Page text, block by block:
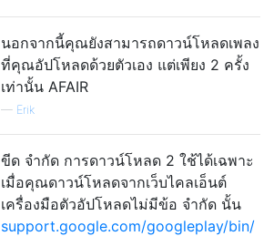
นอกจากนี้คุณยังสามารถดาวน์โหลดเพลง
ที่คุณอัปโหลดด้วยตัวเอง แต่เพียง 2 ครั้ง
เท่านั้น AFAIR
— Erik
ขีด จำกัด การดาวน์โหลด 2 ใช้ได้เฉพาะ
เมื่อคุณดาวน์โหลดจากเว็บไคลเอ็นต์
เครื่องมือตัวอัปโหลดไม่มีข้อ จำกัด นั้น
support.google.com/googleplay/bin/